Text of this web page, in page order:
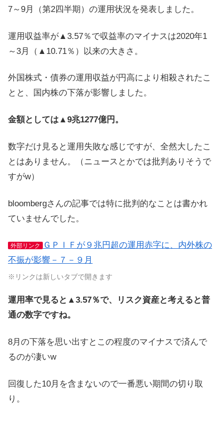
7～9月（第2四半期）の運用状況を発表しました。
運用収益率が▲3.57％で収益率のマイナスは2020年1
～3月（▲10.71％）以来の大きさ。
外国株式・債券の運用収益が円高により相殺されたこ
とと、国内株の下落が影響しました。
金額としては▲9兆1277億円。
数字だけ見ると運用失敗な感じですが、全然大したこ
とはありません。（ニュースとかでは批判ありそうで
すがw）
bloombergさんの記事では特に批判的なことは書かれ
ていませんでした。
外部リンク
ＧＰＩＦが９兆円超の運用赤字に、内外株の
不振が影響－７－９月
※リンクは新しいタブで開きます
運用率で見ると▲3.57％で、リスク資産と考えると普
通の数字ですね。
8月の下落を思い出すとこの程度のマイナスで済んで
るのが凄いw
回復した10月を含まないので一番悪い期間の切り取
り。